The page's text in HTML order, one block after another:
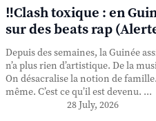
‼️Clash toxique : en
sur des beats rap
Depuis des semaines, la Guinée
n’a plus rien d’artistique. De la
On désacralise la notion de
même. C’est ce qu’il est devenu. ...
28 July, 2026